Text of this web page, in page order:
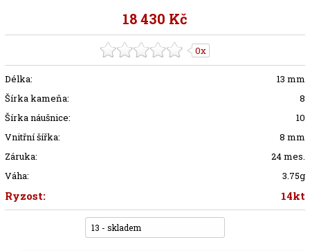
18 430 Kč
0x
Délka:
13 mm
Šírka kameňa:
8
Šírka náušnice:
10
Vnitřní šířka:
8 mm
Záruka:
24 mes.
Váha:
3.75g
Ryzost: 14kt
13 - skladem